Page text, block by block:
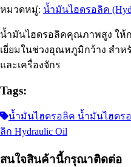
หมวดหมู่: น้ำมันไฮดรอลิค
น้ำมันไฮดรอลิคคุณภาพสูง ให้
เยี่ยมในช่วงอุณหภูมิกว้าง สำห
และเครื่องจักร
Tags:
น้ำมันไฮดรอลิค น้ำมันไฮดร
ลิก Hydraulic Oil
สนใจสินค้านี้กรุณาติดต่อ